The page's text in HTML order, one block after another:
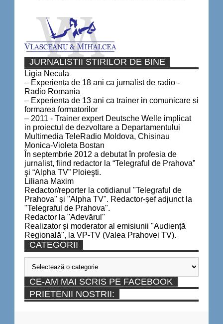
JURNALISTII STIRILOR DE BINE
Ligia Necula
– Experienta de 18 ani ca jurnalist de radio -
Radio Romania
– Experienta de 13 ani ca trainer in comunicare si
formarea formatorilor
– 2011 - Trainer expert Deutsche Welle implicat
in proiectul de dezvoltare a Departamentului
Multimedia TeleRadio Moldova, Chisinau
Monica-Violeta Bostan
În septembrie 2012 a debutat în profesia de
jurnalist, fiind redactor la “Telegraful de Prahova”
şi “Alpha TV” Ploieşti.
Liliana Maxim
Redactor/reporter la cotidianul "Telegraful de
Prahova" și "Alpha TV". Redactor-șef adjunct la
"Telegraful de Prahova".
Redactor la "Adevărul"
Realizator și moderator al emisiunii "Audiență
Regională", la VP-TV (Valea Prahovei TV).
CATEGORII
Categorii
CE-AM MAI SCRIS PE FACEBOOK
PRIETENII NOSTRII: